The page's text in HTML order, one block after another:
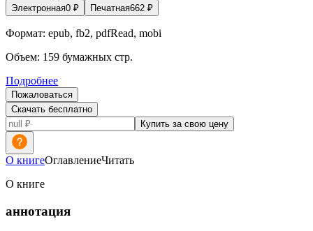
Электронная0 ₽ Печатная662 ₽
Формат: epub, fb2, pdfRead, mobi
Объем: 159 бумажных стр.
Подробнее
Пожаловаться
Скачать бесплатно
Купить за свою цену
О книгеОглавлениеЧитать
О книге
аннотация